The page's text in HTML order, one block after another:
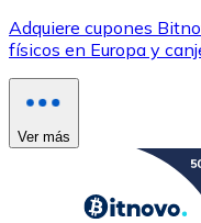
Adquiere cupones
físicos en Europa y
Ver más